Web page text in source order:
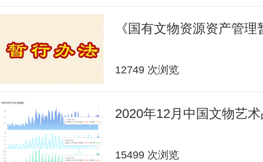
《国有文物资源资产管
12749 次浏览
2020年12月中国文物艺
15499 次浏览